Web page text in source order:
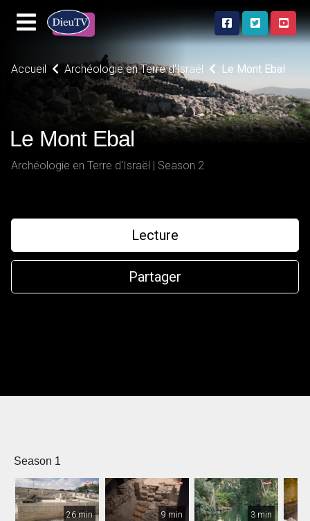
Accueil Archéologie en Terre d'Israël Le Mont Ebal
Le Mont Ebal
Archéologie en Terre d'Israël | Season 2
Lecture
Partager
Season 1
26 min 9 min 3 min